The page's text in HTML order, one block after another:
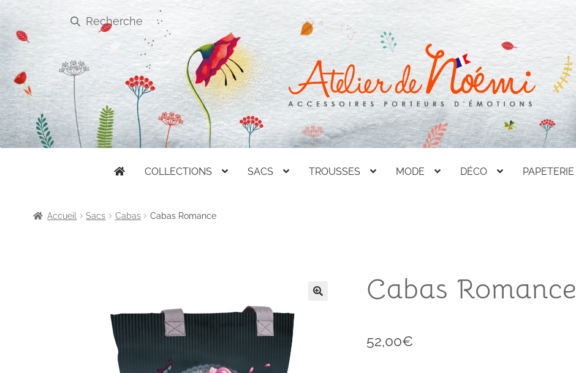
Recherche
COLLECTIONS SACS TROUSSES MODE DÉCO PAPETERIE
Accueil Sacs Cabas Cabas Romance
Cabas Romance
52,00€